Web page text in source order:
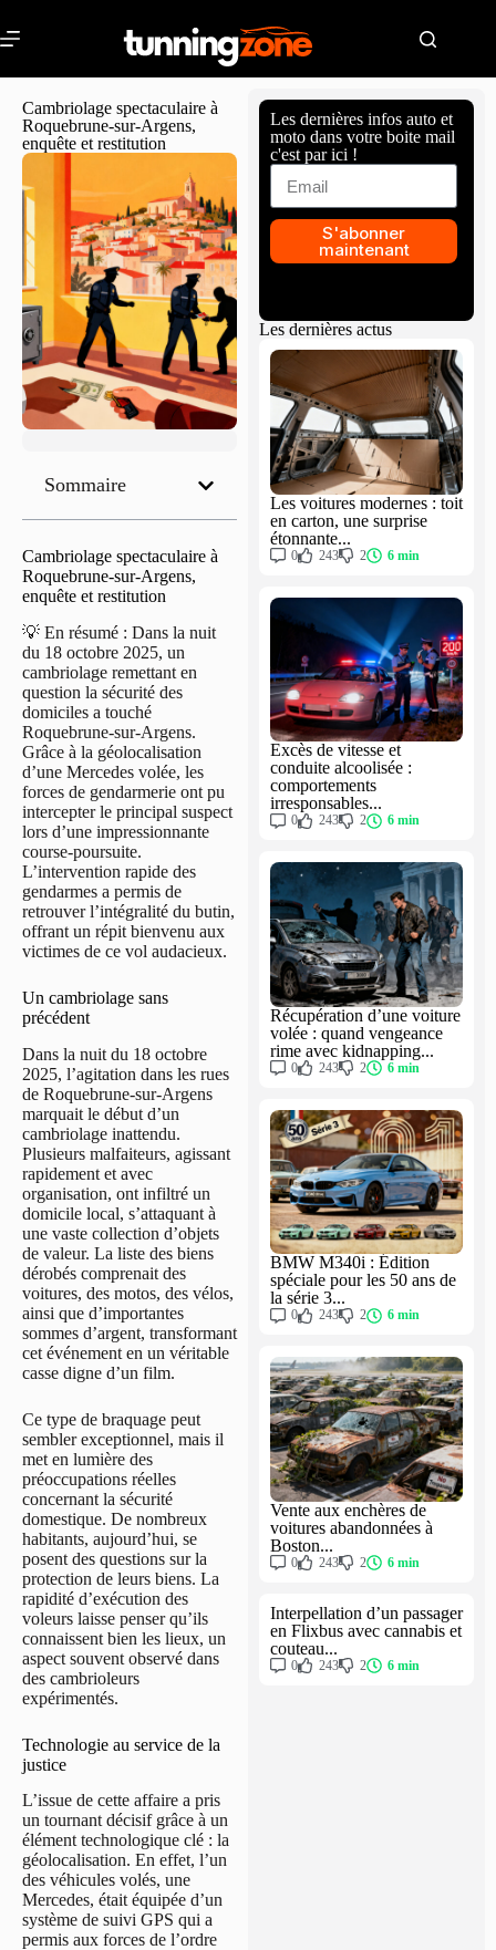
Cambriolage spectaculaire à
Roquebrune-sur-Argens,
enquête et restitution
Sommaire
Cambriolage spectaculaire à
Roquebrune-sur-Argens,
enquête et restitution
💡 En résumé : Dans la nuit
du 18 octobre 2025, un
cambriolage remettant en
question la sécurité des
domiciles a touché
Roquebrune-sur-Argens.
Grâce à la géolocalisation
d’une Mercedes volée, les
forces de gendarmerie ont pu
intercepter le principal suspect
lors d’une impressionnante
course-poursuite.
L’intervention rapide des
gendarmes a permis de
retrouver l’intégralité du butin,
offrant un répit bienvenu aux
victimes de ce vol audacieux.
Un cambriolage sans
précédent
Dans la nuit du 18 octobre
2025, l’agitation dans les rues
de Roquebrune-sur-Argens
marquait le début d’un
cambriolage inattendu.
Plusieurs malfaiteurs, agissant
rapidement et avec
organisation, ont infiltré un
domicile local, s’attaquant à
une vaste collection d’objets
de valeur. La liste des biens
dérobés comprenait des
voitures, des motos, des vélos,
ainsi que d’importantes
sommes d’argent, transformant
cet événement en un véritable
casse digne d’un film.
Ce type de braquage peut
sembler exceptionnel, mais il
met en lumière des
préoccupations réelles
concernant la sécurité
domestique. De nombreux
habitants, aujourd’hui, se
posent des questions sur la
protection de leurs biens. La
rapidité d’exécution des
voleurs laisse penser qu’ils
connaissent bien les lieux, un
aspect souvent observé dans
des cambrioleurs
expérimentés.
Technologie au service de la
justice
L’issue de cette affaire a pris
un tournant décisif grâce à un
élément technologique clé : la
géolocalisation. En effet, l’un
des véhicules volés, une
Mercedes, était équipée d’un
système de suivi GPS qui a
permis aux forces de l’ordre
Les dernières infos auto et
moto dans votre boite mail
c'est par ici !
S'abonner
maintenant
Les dernières actus
Les voitures modernes : toit
en carton, une surprise
étonnante...
0 243 2 6 min
Excès de vitesse et
conduite alcoolisée :
comportements
irresponsables...
0 243 2 6 min
Récupération d’une voiture
volée : quand vengeance
rime avec kidnapping...
0 243 2 6 min
BMW M340i : Édition
spéciale pour les 50 ans de
la série 3...
0 243 2 6 min
Vente aux enchères de
voitures abandonnées à
Boston...
0 243 2 6 min
Interpellation d’un passager
en Flixbus avec cannabis et
couteau...
0 243 2 6 min